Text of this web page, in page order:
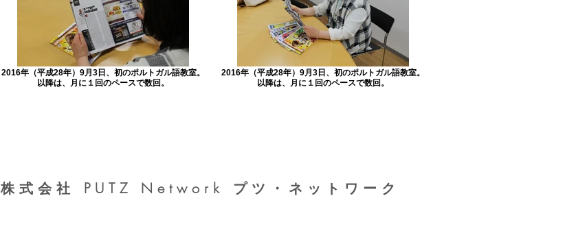
2016年（平成28年）9月3日、初のポルトガル語教室。
以降は、月に１回のペースで数回。
2016年（平成28年）9月3日、初のポルトガル語教室。
以降は、月に１回のペースで数回。
株式会社 PUTZ Network プツ・ネットワーク